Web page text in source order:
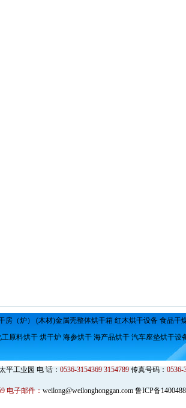
房（炉） (木材)金属壳整体烘干箱 红木烘干设备 食品干
工原料烘干 烘干炉 海参烘干 海产品烘干 汽车座垫烘干设
平工业园 电 话： 0536-3154369 3154789 传真号码： 0536-
电子邮件：weilong@weilonghonggan.com鲁ICP备